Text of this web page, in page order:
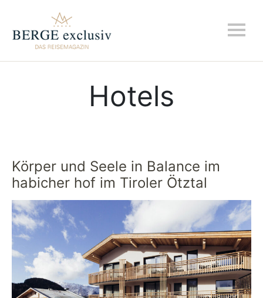
Hotels
Körper und Seele in Balance im
habicher hof im Tiroler Ötztal